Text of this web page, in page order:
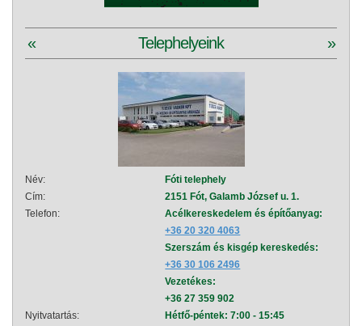
Telephelyeink
« »
Név:
Fóti telephely
Cím:
2151 Fót, Galamb József u. 1.
Telefon:
Acélkereskedelem és építőanyag:
+36 20 320 4063
Szerszám és kisgép kereskedés:
+36 30 106 2496
Vezetékes:
+36 27 359 902
Nyitvatartás:
Hétfő-péntek: 7:00 - 15:45